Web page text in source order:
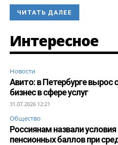
ЧИТАТЬ ДАЛЕЕ
Интересное
Новости
Авито: в Петербурге вырос
бизнес в сфере услуг
31.07.2026 12:21
Общество
Россиянам назвали
пенсионных баллов при